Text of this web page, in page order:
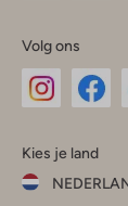
Volg ons
Instagram
Kies je land